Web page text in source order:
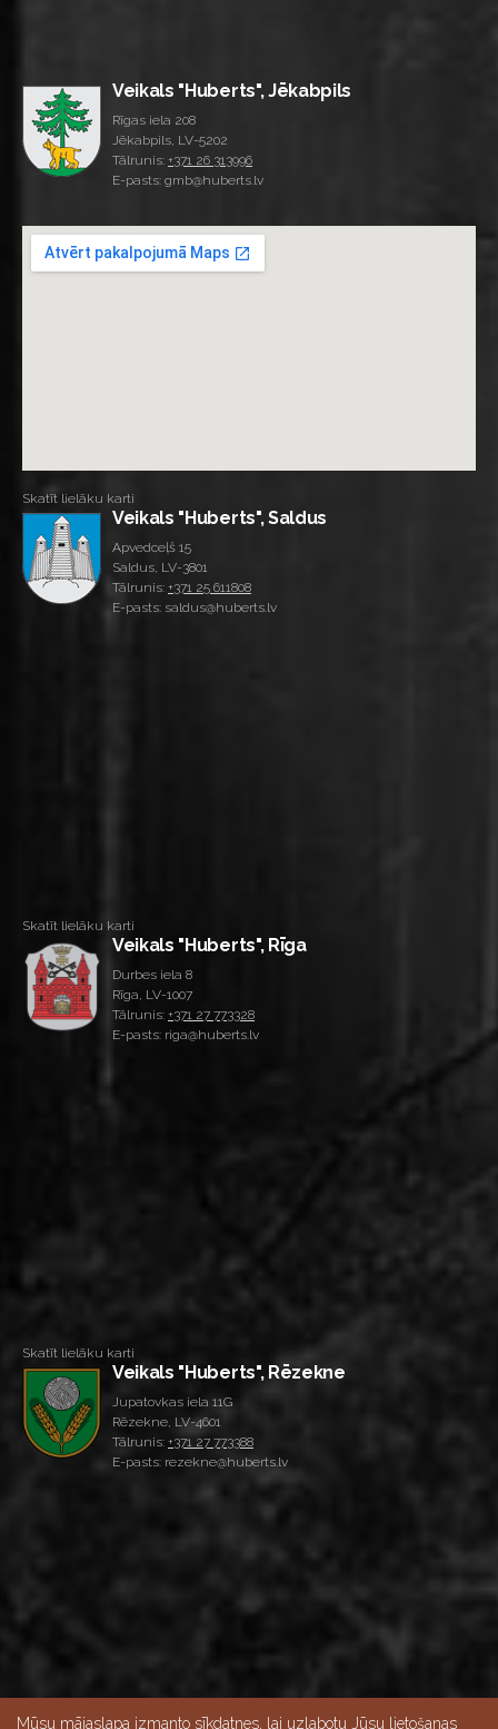
Veikals "Huberts", Jēkabpils
Rīgas iela 208
Jēkabpils, LV-5202
Tālrunis: +371 26 313996
E-pasts: gmb@huberts.lv
Skatīt lielāku karti
Veikals "Huberts", Saldus
Apvedceļš 15
Saldus, LV-3801
Tālrunis: +371 25 611808
E-pasts: saldus@huberts.lv
Skatīt lielāku karti
Veikals "Huberts", Rīga
Durbes iela 8
Rīga, LV-1007
Tālrunis: +371 27 773328
E-pasts: riga@huberts.lv
Skatīt lielāku karti
Veikals "Huberts", Rēzekne
Jupatovkas iela 11G
Rēzekne, LV-4601
Tālrunis: +371 27 773388
E-pasts: rezekne@huberts.lv
Mūsu mājaslapa izmanto sīkdatnes, lai uzlabotu Jūsu lietošanas